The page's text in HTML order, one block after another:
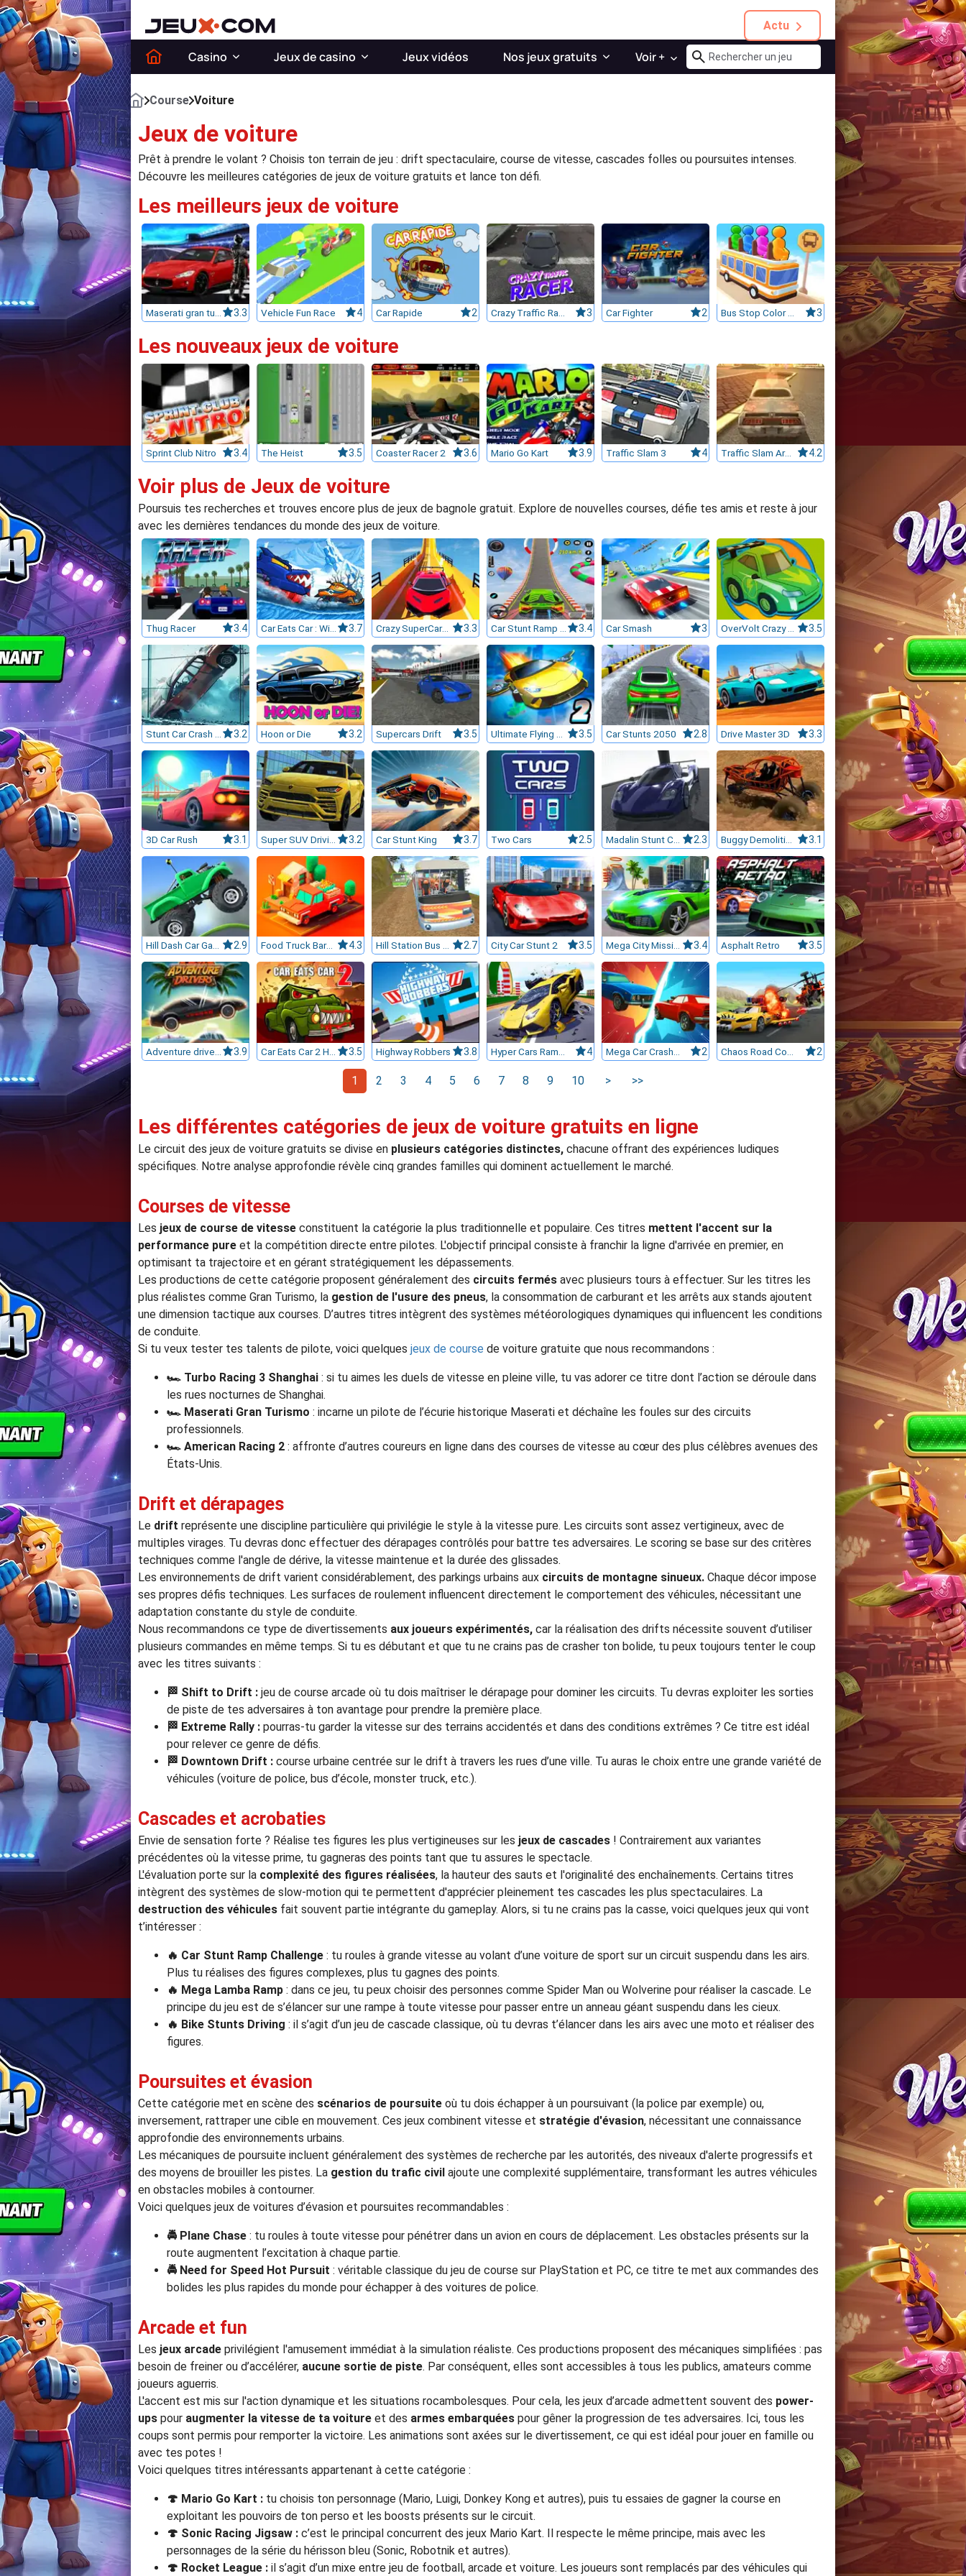
Actu
Casino Jeux de casino Jeux vidéos Nos jeux gratuits Voir +
Course Voiture
Jeux de voiture
Prêt à prendre le volant ? Choisis ton terrain de jeu : drift spectaculaire, course de vitesse, cascades folles ou poursuites intenses.
Découvre les meilleures catégories de jeux de voiture gratuits et lance ton défi.
Les meilleurs jeux de voiture
Maserati gran turismo 2018 3.3 Vehicle Fun Race 4 Car Rapide 2 Crazy Traffic Racer 3 Car Fighter 2 Bus Stop Color Jam 3
Les nouveaux jeux de voiture
Sprint Club Nitro 3.4 The Heist 3.5 Coaster Racer 2 3.6 Mario Go Kart 3.9 Traffic Slam 3 4 Traffic Slam Arena 4.2
Voir plus de Jeux de voiture
Poursuis tes recherches et trouves encore plus de jeux de bagnole gratuit. Explore de nouvelles courses, défie tes amis et reste à jour
avec les dernières tendances du monde des jeux de voiture.
Thug Racer 3.4 3.7 Crazy SuperCars Stunt 2022 3.3 3.4 Car Smash 3 3.5
3.2 Hoon or Die 3.2 Supercars Drift 3.5 3.5 Car Stunts 2050 2.8 Drive Master 3D 3.3
3D Car Rush 3.1 3.2 Car Stunt King 3.7 Two Cars 2.5 2.3 3.1
Hill Dash Car Game 2.9 Food Truck Baron 4.3 Hill Station Bus Simulator 2.7 City Car Stunt 2 3.5 Mega City Missions 3.4 Asphalt Retro 3.5
3.9 3.5 Highway Robbers 3.8 4 2 2
1 2 3 4 5 6 7 8 9 10 > >>
Les différentes catégories de jeux de voiture gratuits en ligne
Le circuit des jeux de voiture gratuits se divise en plusieurs catégories distinctes, chacune offrant des expériences ludiques
spécifiques. Notre analyse approfondie révèle cinq grandes familles qui dominent actuellement le marché.
Courses de vitesse
Les jeux de course de vitesse constituent la catégorie la plus traditionnelle et populaire. Ces titres mettent l'accent sur la
performance pure et la compétition directe entre pilotes. L'objectif principal consiste à franchir la ligne d'arrivée en premier, en
optimisant ta trajectoire et en gérant stratégiquement les dépassements.
Les productions de cette catégorie proposent généralement des circuits fermés avec plusieurs tours à effectuer. Sur les titres les
plus réalistes comme Gran Turismo, la gestion de l'usure des pneus, la consommation de carburant et les arrêts aux stands ajoutent
une dimension tactique aux courses. D’autres titres intègrent des systèmes météorologiques dynamiques qui influencent les conditions
de conduite.
Si tu veux tester tes talents de pilote, voici quelques jeux de course de voiture gratuite que nous recommandons :
🏎️ Turbo Racing 3 Shanghai : si tu aimes les duels de vitesse en pleine ville, tu vas adorer ce titre dont l’action se déroule dans
les rues nocturnes de Shanghai.
🏎️ Maserati Gran Turismo : incarne un pilote de l’écurie historique Maserati et déchaîne les foules sur des circuits
professionnels.
🏎️ American Racing 2 : affronte d’autres coureurs en ligne dans des courses de vitesse au cœur des plus célèbres avenues des
États-Unis.
Drift et dérapages
Le drift représente une discipline particulière qui privilégie le style à la vitesse pure. Les circuits sont assez vertigineux, avec de
multiples virages. Tu devras donc effectuer des dérapages contrôlés pour battre tes adversaires. Le scoring se base sur des critères
techniques comme l'angle de dérive, la vitesse maintenue et la durée des glissades.
Les environnements de drift varient considérablement, des parkings urbains aux circuits de montagne sinueux. Chaque décor impose
ses propres défis techniques. Les surfaces de roulement influencent directement le comportement des véhicules, nécessitant une
adaptation constante du style de conduite.
Nous recommandons ce type de divertissements aux joueurs expérimentés, car la réalisation des drifts nécessite souvent d’utiliser
plusieurs commandes en même temps. Si tu es débutant et que tu ne crains pas de crasher ton bolide, tu peux toujours tenter le coup
avec les titres suivants :
🏁 Shift to Drift : jeu de course arcade où tu dois maîtriser le dérapage pour dominer les circuits. Tu devras exploiter les sorties
de piste de tes adversaires à ton avantage pour prendre la première place.
🏁 Extreme Rally : pourras-tu garder la vitesse sur des terrains accidentés et dans des conditions extrêmes ? Ce titre est idéal
pour relever ce genre de défis.
🏁 Downtown Drift : course urbaine centrée sur le drift à travers les rues d’une ville. Tu auras le choix entre une grande variété de
véhicules (voiture de police, bus d’école, monster truck, etc.).
Cascades et acrobaties
Envie de sensation forte ? Réalise tes figures les plus vertigineuses sur les jeux de cascades ! Contrairement aux variantes
précédentes où la vitesse prime, tu gagneras des points tant que tu assures le spectacle.
L'évaluation porte sur la complexité des figures réalisées, la hauteur des sauts et l'originalité des enchaînements. Certains titres
intègrent des systèmes de slow-motion qui te permettent d'apprécier pleinement tes cascades les plus spectaculaires. La
destruction des véhicules fait souvent partie intégrante du gameplay. Alors, si tu ne crains pas la casse, voici quelques jeux qui vont
t’intéresser :
🔥 Car Stunt Ramp Challenge : tu roules à grande vitesse au volant d’une voiture de sport sur un circuit suspendu dans les airs.
Plus tu réalises des figures complexes, plus tu gagnes des points.
🔥 Mega Lamba Ramp : dans ce jeu, tu peux choisir des personnes comme Spider Man ou Wolverine pour réaliser la cascade. Le
principe du jeu est de s’élancer sur une rampe à toute vitesse pour passer entre un anneau géant suspendu dans les cieux.
🔥 Bike Stunts Driving : il s’agit d’un jeu de cascade classique, où tu devras t’élancer dans les airs avec une moto et réaliser des
figures.
Poursuites et évasion
Cette catégorie met en scène des scénarios de poursuite où tu dois échapper à un poursuivant (la police par exemple) ou,
inversement, rattraper une cible en mouvement. Ces jeux combinent vitesse et stratégie d'évasion, nécessitant une connaissance
approfondie des environnements urbains.
Les mécaniques de poursuite incluent généralement des systèmes de recherche par les autorités, des niveaux d'alerte progressifs et
des moyens de brouiller les pistes. La gestion du trafic civil ajoute une complexité supplémentaire, transformant les autres véhicules
en obstacles mobiles à contourner.
Voici quelques jeux de voitures d’évasion et poursuites recommandables :
🚔 Plane Chase : tu roules à toute vitesse pour pénétrer dans un avion en cours de déplacement. Les obstacles présents sur la
route augmentent l’excitation à chaque partie.
🚔 Need for Speed Hot Pursuit : véritable classique du jeu de course sur PlayStation et PC, ce titre te met aux commandes des
bolides les plus rapides du monde pour échapper à des voitures de police.
Arcade et fun
Les jeux arcade privilégient l'amusement immédiat à la simulation réaliste. Ces productions proposent des mécaniques simplifiées : pas
besoin de freiner ou d’accélérer, aucune sortie de piste. Par conséquent, elles sont accessibles à tous les publics, amateurs comme
joueurs aguerris.
L'accent est mis sur l'action dynamique et les situations rocambolesques. Pour cela, les jeux d’arcade admettent souvent des power-
ups pour augmenter la vitesse de ta voiture et des armes embarquées pour gêner la progression de tes adversaires. Ici, tous les
coups sont permis pour remporter la victoire. Les animations sont axées sur le divertissement, ce qui est idéal pour jouer en famille ou
avec tes potes !
Voici quelques titres intéressants appartenant à cette catégorie :
🍄 Mario Go Kart : tu choisis ton personnage (Mario, Luigi, Donkey Kong et autres), puis tu essaies de gagner la course en
exploitant les pouvoirs de ton perso et les boosts présents sur le circuit.
🍄 Sonic Racing Jigsaw : c’est le principal concurrent des jeux Mario Kart. Il respecte le même principe, mais avec les
personnages de la série du hérisson bleu (Sonic, Robotnik et autres).
🍄 Rocket League : il s’agit d’un mixe entre jeu de football, arcade et voiture. Les joueurs sont remplacés par des véhicules qui